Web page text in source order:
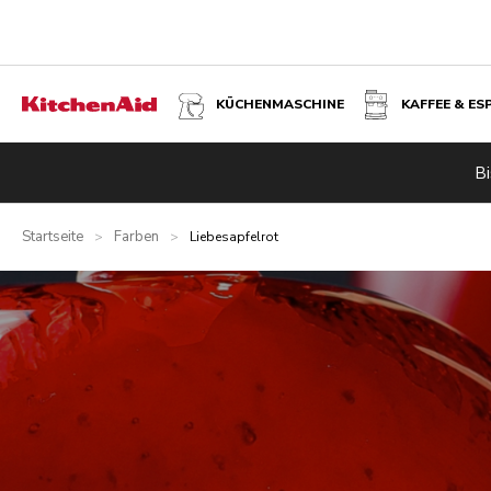
KÜCHENMASCHINE KAFFEE &
Startseite > Farben > Liebesapfelrot